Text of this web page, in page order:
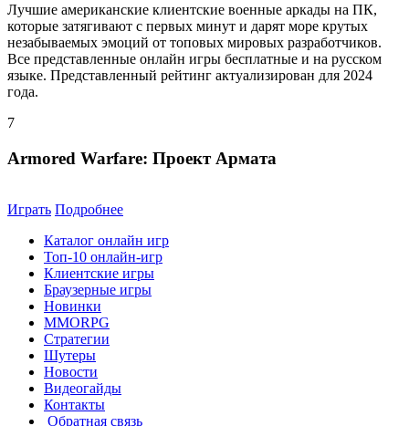
Лучшие американские клиентские военные аркады на ПК,
которые затягивают с первых минут и дарят море крутых
незабываемых эмоций от топовых мировых разработчиков.
Все представленные онлайн игры бесплатные и на русском
языке. Представленный рейтинг актуализирован для 2024
года.
7
Armored Warfare: Проект Армата
Играть Подробнее
Каталог онлайн игр
Топ-10 онлайн-игр
Клиентские игры
Браузерные игры
Новинки
MMORPG
Стратегии
Шутеры
Новости
Видеогайды
Контакты
Обратная связь